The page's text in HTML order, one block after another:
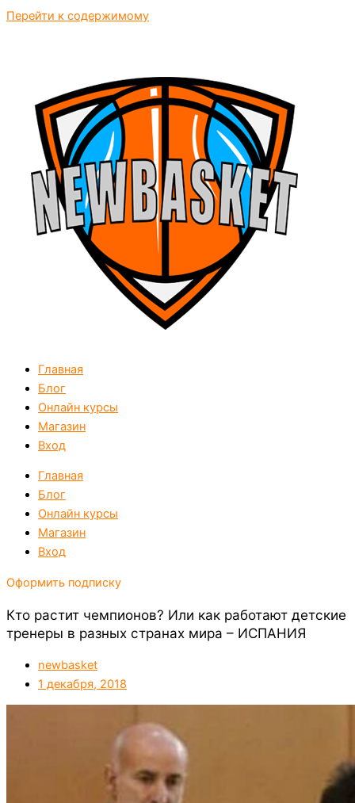
Перейти к содержимому
Главная
Блог
Онлайн курсы
Магазин
Вход
Главная
Блог
Онлайн курсы
Магазин
Вход
Оформить подписку
Кто растит чемпионов? Или как работают детские
тренеры в разных странах мира – ИСПАНИЯ
newbasket
1 декабря, 2018